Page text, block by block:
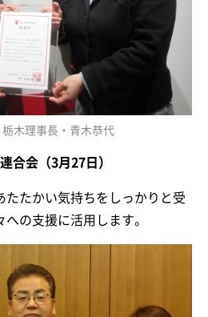
木理事長・青木恭代
合会（3月27日）
たたかい気持ちをしっかりと受
の支援に活用します。